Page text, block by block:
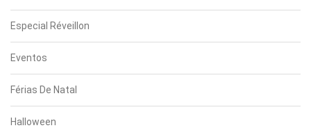
Especial Réveillon
Eventos
Férias De Natal
Halloween